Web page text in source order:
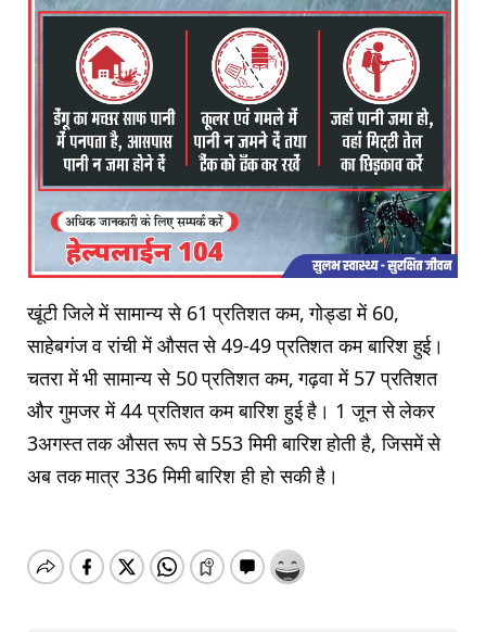
खूंटी जिले में सामान्य से 61 प्रतिशत कम, गोड्डा में 60,
साहेबगंज व रांची में औसत से 49-49 प्रतिशत कम बारिश हुई।
चतरा में भी सामान्य से 50 प्रतिशत कम, गढ़वा में 57 प्रतिशत
और गुमजर में 44 प्रतिशत कम बारिश हुई है। 1 जून से लेकर
3अगस्त तक औसत रूप से 553 मिमी बारिश होती है, जिसमें से
अब तक मात्र 336 मिमी बारिश ही हो सकी है।